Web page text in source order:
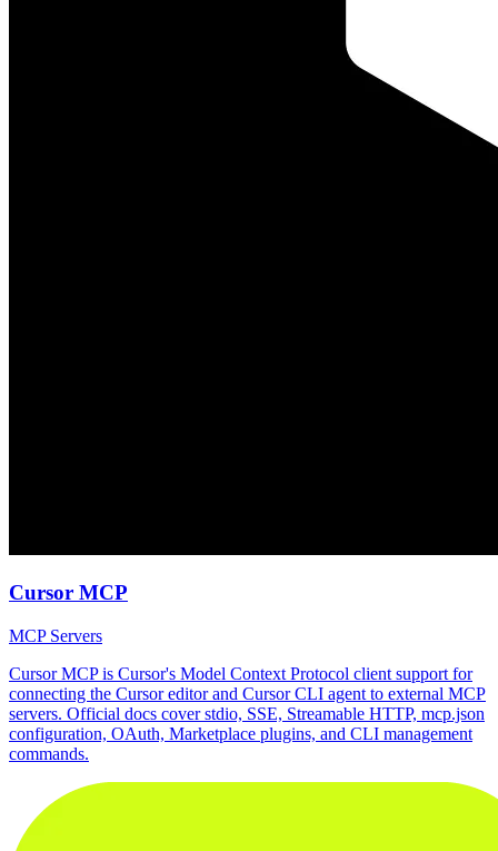
Cursor MCP
MCP Servers
Cursor MCP is Cursor's Model Context Protocol client support for
connecting the Cursor editor and Cursor CLI agent to external MCP
servers. Official docs cover stdio, SSE, Streamable HTTP, mcp.json
configuration, OAuth, Marketplace plugins, and CLI management
commands.